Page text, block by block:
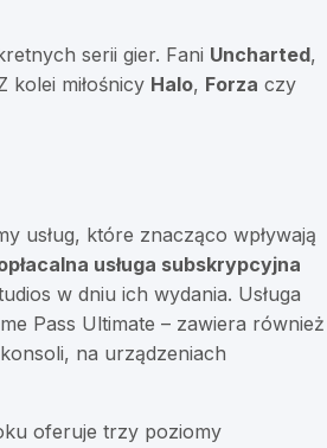
serii gier. Fani Uncharted,
kolei miłośnicy Halo, Forza czy
usług, które znacząco wpływają
usługa subskrypcyjna
w dniu ich wydania. Usługa
Pass Ultimate – zawiera również
na urządzeniach
oferuje trzy poziomy